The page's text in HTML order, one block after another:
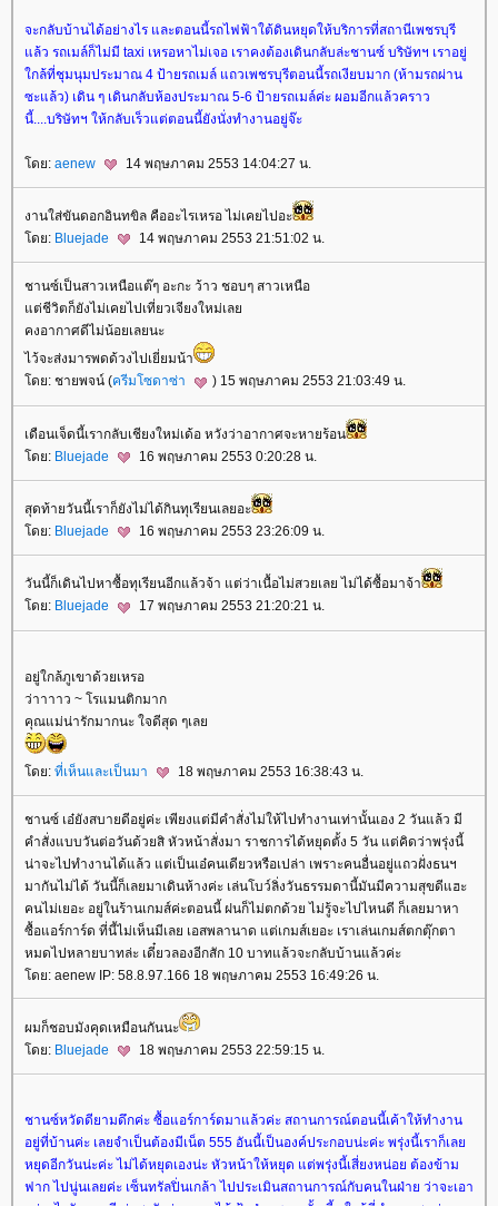
จะกลับบ้านได้อย่างไร และตอนนี้รถไฟฟ้าใต้ดินหยุดให้บริการที่สถานีเพชรบุรี
ล้ว รถเมล์ก็ไม่มี taxi เหรอหาไม่เจอ เราคงต้องเดินกลับล่ะชานซ์ บริษัทฯ เราอยู่
กล้ที่ชุมนุมประมาณ 4 ป้ายรถเมล์ แถวเพชรบุรีตอนนี้รถเงียบมาก (ห้ามรถผ่าน
ซะแล้ว) เดิน ๆ เดินกลับห้องประมาณ 5-6 ป้ายรถเมล์ค่ะ ผอมอีกแล้วคราว
นี้....บริษัทฯ ให้กลับเร็วแต่ตอนนี้ยังนั่งทำงานอยู่จ๊ะ
ดย: aenew 14 พฤษภาคม 2553 14:04:27 น.
งานใส่ขันดอกอินทขิล คืออะไรเหรอ ไม่เคยไปอะ
ดย: Bluejade 14 พฤษภาคม 2553 21:51:02 น.
ชานซ์เป็นสาวเหนือแต๊ๆ อะกะ ว้าว ชอบๆ สาวเหนือ
ต่ชีวิตก็ยังไม่เคยไปเที่ยวเจียงใหม่เล
คงอากาศดีไม่น้อยเลยนะ
ไว้จะส่งมารพดด้วงไปเยี่ยมน้า
ดย: ชายพจน์ (ครีมโซดาซ่า ) 15 พฤษภาคม 2553 21:03:49 น.
เดือนเจ็ดนี้เรากลับเชียงใหม่เด้อ หวังว่าอากาศจะหายร้อน
ดย: Bluejade 16 พฤษภาคม 2553 0:20:28 น.
สุดท้ายวันนี้เราก็ยังไม่ได้กินทุเรียนเลยอะ
ดย: Bluejade 16 พฤษภาคม 2553 23:26:09 น.
วันนี้ก็เดินไปหาซื้อทุเรียนอีกแล้วจ้า แต่ว่าเนื้อไม่สวยเลย ไม่ได้ซื้อมาจ้า
ดย: Bluejade 17 พฤษภาคม 2553 21:20:21 น.
อยู่ใกล้ภูเขาด้วยเหรอ
ว่าาาาว ~ โรแมนติกมาก
คุณแม่น่ารักมากนะ ใจดีสุด ๆเล
ดย: ที่เห็นและเป็นมา 18 พฤษภาคม 2553 16:38:43 น.
ชานซ์ เอ๋ยังสบายดีอยู่ค่ะ เพียงแต่มีคำสั่งไม่ให้ไปทำงานเท่านั้นเอง 2 วันแล้ว มี
คำสั่งแบบวันต่อวันด้วยสิ หัวหน้าสั่งมา ราชการได้หยุดตั้ง 5 วัน แต่คิดว่าพรุ่งนี้
น่าจะไปทำงานได้แล้ว แต่เป็นเอ๋คนเดียวหรือเปล่า เพราะคนอื่นอยู่แถวฝั่งธนฯ
มากันไม่ได้ วันนี้ก็เลยมาเดินห้างค่ะ เล่นโบว์ลิ่งวันธรรมดานี้มันมีความสุขดีแฮะ
คนไม่เยอะ อยู่ในร้านเกมส์ค่ะตอนนี้ ฝนก็ไม่ตกด้วย ไม่รู้จะไปไหนดี ก็เลยมาหา
ซื้อแอร์การ์ด ที่นี้ไม่เห็นมีเลย เอสพลานาด แต่เกมส์เยอะ เราเล่นเกมส์ตกตุ๊กตา
หมดไปหลายบาทล่ะ เดี๋ยวลองอีกสัก 10 บาทแล้วจะกลับบ้านแล้วค่ะ
ดย: aenew IP: 58.8.97.166 18 พฤษภาคม 2553 16:49:26 น.
ผมก็ชอบมังคุดเหมือนกันนะ
ดย: Bluejade 18 พฤษภาคม 2553 22:59:15 น.
ชานซ์หวัดดียามดึกค่ะ ซื้อแอร์การ์ดมาแล้วค่ะ สถานการณ์ตอนนี้เค้าให้ทำงาน
อยู่ที่บ้านค่ะ เลยจำเป็นต้องมีเน็ต 555 อันนี้เป็นองค์ประกอบน่ะค่ะ พรุ่งนี้เราก็เล
หยุดอีกวันน่ะค่ะ ไม่ได้หยุดเองน่ะ หัวหน้าให้หยุด แต่พรุ่งนี้เสี่ยงหน่อย ต้องข้าม
ฟาก ไปนู่นเลยค่ะ เซ็นทรัลปิ่นเกล้า ไปประเมินสถานการณ์กับคนในฝ่าย ว่าจะเอา